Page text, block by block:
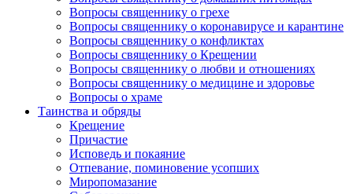
Вопросы священнику о грехе
Вопросы священнику о коронавирусе и карантине
Вопросы священнику о конфликтах
Вопросы священнику о Крещении
Вопросы священнику о любви и отношениях
Вопросы священнику о медицине и здоровье
Вопросы о храме
Таинства и обряды
Крещение
Причастие
Исповедь и покаяние
Отпевание, поминовение усопших
Миропомазание